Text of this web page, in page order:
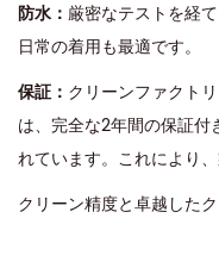
防水： 厳密なテストを経
日常の着用も最適です。
保証： クリーンファクト
は、完全な2年間の保証付
れています。これにより
クリーン精度と卓越した